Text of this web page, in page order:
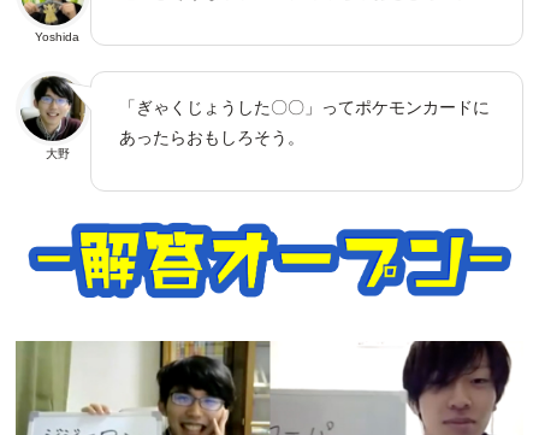
Yoshida
大野
「ぎゃくじょうした〇〇」ってポケモンカードに
あったらおもしろそう。